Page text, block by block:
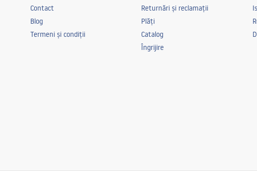
Contact
Blog
Termeni și condiții
Returnări și reclamații
Plăți
Catalog
Îngrijire